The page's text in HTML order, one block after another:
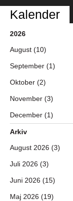
Kalender
2026
August (10)
September (1)
Oktober (2)
November (3)
December (1)
Arkiv
August 2026 (3)
Juli 2026 (3)
Juni 2026 (15)
Maj 2026 (19)